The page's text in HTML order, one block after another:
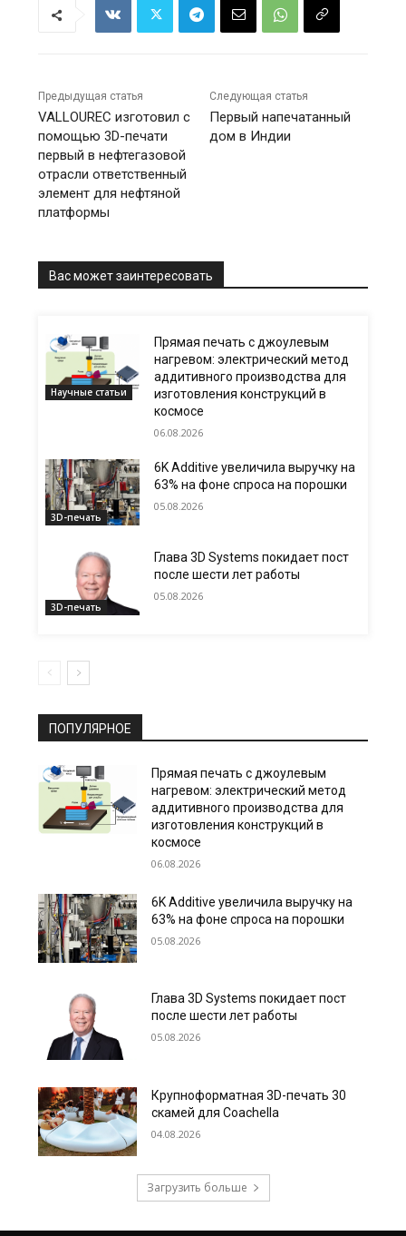
Предыдущая статья
VALLOUREC изготовил с
помощью 3D-печати
первый в нефтегазовой
отрасли ответственный
элемент для нефтяной
платформы
Следующая статья
Первый напечатанный
дом в Индии
Вас может заинтересовать
Научные статьи
Прямая печать с джоулевым
нагревом: электрический метод
аддитивного производства для
изготовления конструкций в
космосе
06.08.2026
3D-печать
6K Additive увеличила выручку на
63% на фоне спроса на порошки
05.08.2026
3D-печать
Глава 3D Systems покидает пост
после шести лет работы
05.08.2026
ПОПУЛЯРНОЕ
Прямая печать с джоулевым
нагревом: электрический метод
аддитивного производства для
изготовления конструкций в
космосе
06.08.2026
6K Additive увеличила выручку на
63% на фоне спроса на порошки
05.08.2026
Глава 3D Systems покидает пост
после шести лет работы
05.08.2026
Крупноформатная 3D-печать 30
скамей для Coachella
04.08.2026
Загрузить больше